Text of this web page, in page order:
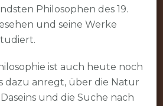
Philosophen des 19.
und seine Werke
ist auch heute noch
dazu anregt, über die Natur
und die Suche nach